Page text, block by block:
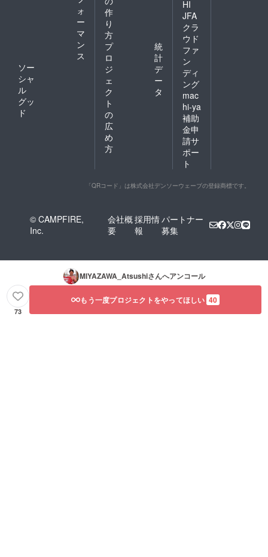
ォ
ー
マ
ン
ス
ソー
シャ
ル
グッ
ド
作
り
方
プ
ロ
ジ
ェ
ク
ト
の
広
め
方
統
計
デ
ー
タ
HI
JFA
クラ
ウド
ファ
ン
ディ
ング
mac
hi-ya
補助
金申
請サ
ポー
ト
「QRコード」は株式会社デンソーウェーブの登録商標です。
© CAMPFIRE,
Inc.
会社概
要
採用情
報
パートナー
募集
MIYAZAWA_Atsushiさんへアンコール
73
もう一度プロジェクトをやってほしい 40